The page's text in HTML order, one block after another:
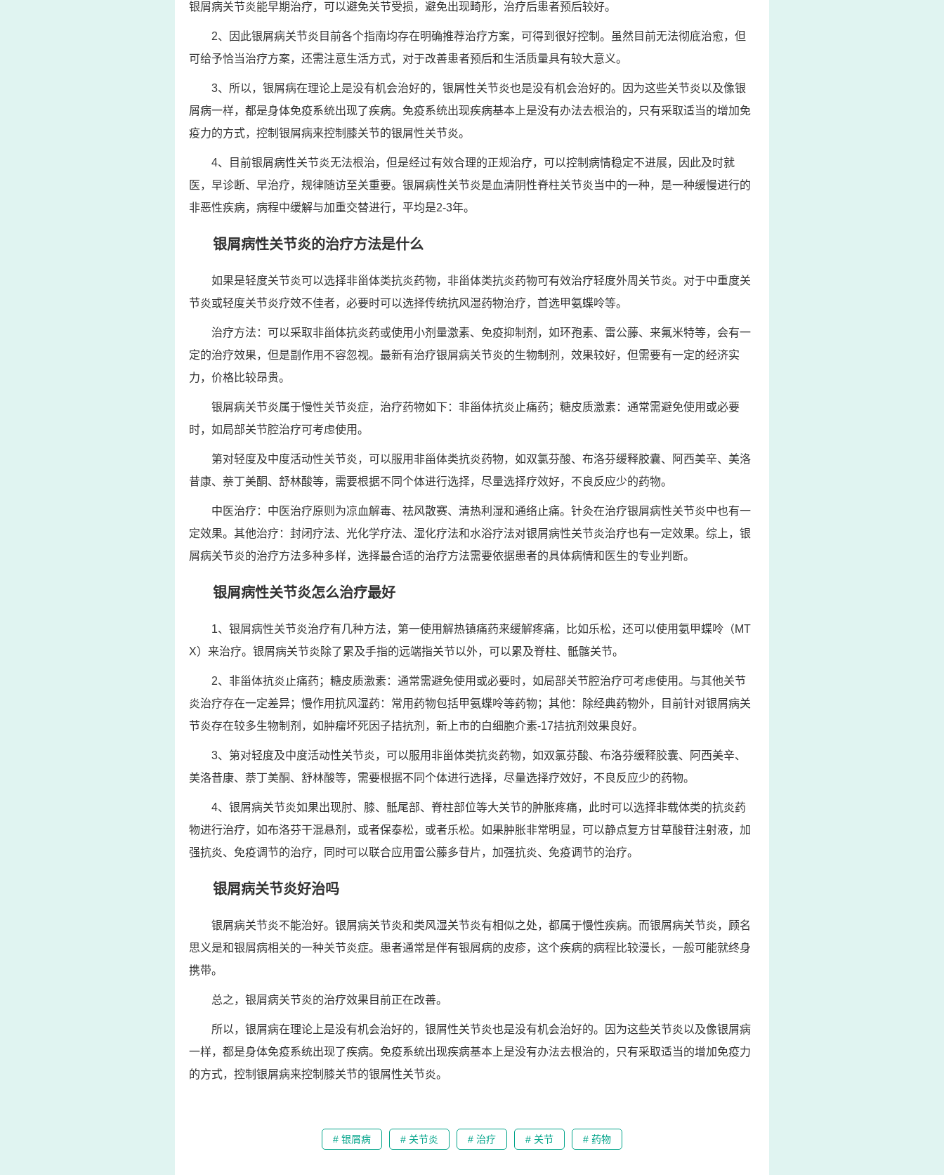
银屑病关节炎能早期治疗，可以避免关节受损，避免出现畸形，治疗后患者预后较好。
2、因此银屑病关节炎目前各个指南均存在明确推荐治疗方案，可得到很好控制。虽然目前无法彻底治愈，但
可给予恰当治疗方案，还需注意生活方式，对于改善患者预后和生活质量具有较大意义。
3、所以，银屑病在理论上是没有机会治好的，银屑性关节炎也是没有机会治好的。因为这些关节炎以及像银
屑病一样，都是身体免疫系统出现了疾病。免疫系统出现疾病基本上是没有办法去根治的，只有采取适当的增加免
疫力的方式，控制银屑病来控制膝关节的银屑性关节炎。
4、目前银屑病性关节炎无法根治，但是经过有效合理的正规治疗，可以控制病情稳定不进展，因此及时就
医，早诊断、早治疗，规律随访至关重要。银屑病性关节炎是血清阴性脊柱关节炎当中的一种，是一种缓慢进行的
非恶性疾病，病程中缓解与加重交替进行，平均是2-3年。
银屑病性关节炎的治疗方法是什么
如果是轻度关节炎可以选择非甾体类抗炎药物，非甾体类抗炎药物可有效治疗轻度外周关节炎。对于中重度关
节炎或轻度关节炎疗效不佳者，必要时可以选择传统抗风湿药物治疗，首选甲氨蝶呤等。
治疗方法：可以采取非甾体抗炎药或使用小剂量激素、免疫抑制剂，如环孢素、雷公藤、来氟米特等，会有一
定的治疗效果，但是副作用不容忽视。最新有治疗银屑病关节炎的生物制剂，效果较好，但需要有一定的经济实
力，价格比较昂贵。
银屑病关节炎属于慢性关节炎症，治疗药物如下：非甾体抗炎止痛药；糖皮质激素：通常需避免使用或必要
时，如局部关节腔治疗可考虑使用。
第对轻度及中度活动性关节炎，可以服用非甾体类抗炎药物，如双氯芬酸、布洛芬缓释胶囊、阿西美辛、美洛
昔康、萘丁美酮、舒林酸等，需要根据不同个体进行选择，尽量选择疗效好，不良反应少的药物。
中医治疗：中医治疗原则为凉血解毒、祛风散赛、清热利湿和通络止痛。针灸在治疗银屑病性关节炎中也有一
定效果。其他治疗：封闭疗法、光化学疗法、湿化疗法和水浴疗法对银屑病性关节炎治疗也有一定效果。综上，银
屑病关节炎的治疗方法多种多样，选择最合适的治疗方法需要依据患者的具体病情和医生的专业判断。
银屑病性关节炎怎么治疗最好
1、银屑病性关节炎治疗有几种方法，第一使用解热镇痛药来缓解疼痛，比如乐松，还可以使用氨甲蝶呤（MT
X）来治疗。银屑病关节炎除了累及手指的远端指关节以外，可以累及脊柱、骶髂关节。
2、非甾体抗炎止痛药；糖皮质激素：通常需避免使用或必要时，如局部关节腔治疗可考虑使用。与其他关节
炎治疗存在一定差异；慢作用抗风湿药：常用药物包括甲氨蝶呤等药物；其他：除经典药物外，目前针对银屑病关
节炎存在较多生物制剂，如肿瘤坏死因子拮抗剂，新上市的白细胞介素-17拮抗剂效果良好。
3、第对轻度及中度活动性关节炎，可以服用非甾体类抗炎药物，如双氯芬酸、布洛芬缓释胶囊、阿西美辛、
美洛昔康、萘丁美酮、舒林酸等，需要根据不同个体进行选择，尽量选择疗效好，不良反应少的药物。
4、银屑病关节炎如果出现肘、膝、骶尾部、脊柱部位等大关节的肿胀疼痛，此时可以选择非载体类的抗炎药
物进行治疗，如布洛芬干混悬剂，或者保泰松，或者乐松。如果肿胀非常明显，可以静点复方甘草酸苷注射液，加
强抗炎、免疫调节的治疗，同时可以联合应用雷公藤多苷片，加强抗炎、免疫调节的治疗。
银屑病关节炎好治吗
银屑病关节炎不能治好。银屑病关节炎和类风湿关节炎有相似之处，都属于慢性疾病。而银屑病关节炎，顾名
思义是和银屑病相关的一种关节炎症。患者通常是伴有银屑病的皮疹，这个疾病的病程比较漫长，一般可能就终身
携带。
总之，银屑病关节炎的治疗效果目前正在改善。
所以，银屑病在理论上是没有机会治好的，银屑性关节炎也是没有机会治好的。因为这些关节炎以及像银屑病
一样，都是身体免疫系统出现了疾病。免疫系统出现疾病基本上是没有办法去根治的，只有采取适当的增加免疫力
的方式，控制银屑病来控制膝关节的银屑性关节炎。
# 银屑病 # 关节炎 # 治疗 # 关节 # 药物